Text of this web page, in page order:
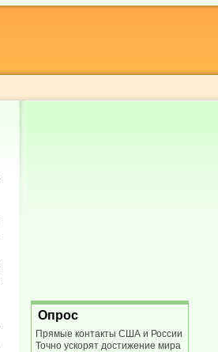
Опрос
Прямые контакты США и России
Точно ускорят достижение мира